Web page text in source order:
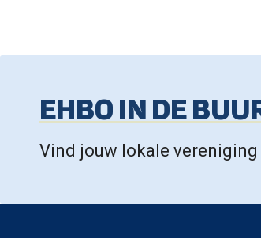
EHBO IN DE
Vind jouw lokale vereniging